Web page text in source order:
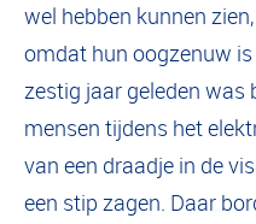
wel hebben kunnen
omdat hun oogzenuw
zestig jaar geleden was
mensen tijdens het
van een draadje in de
een stip zagen. Daar